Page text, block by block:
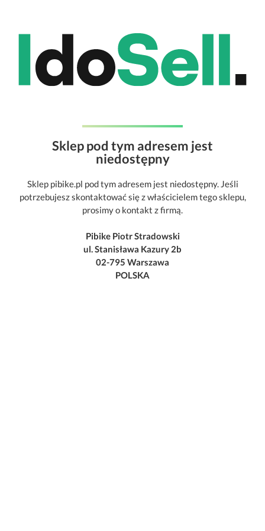
Sklep pod tym adresem jest
niedostępny
Sklep pibike.pl pod tym adresem jest niedostępny. Jeśli
potrzebujesz skontaktować się z właścicielem tego sklepu,
prosimy o kontakt z firmą.
Pibike Piotr Stradowski
ul. Stanisława Kazury 2b
02-795 Warszawa
POLSKA